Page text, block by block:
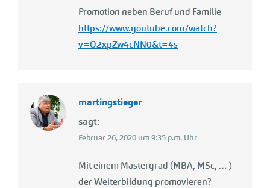
Promotion neben Beruf und Familie
https://www.youtube.com/watch?
v=O2xpZw4cNN0&t=4s
martingstieger
sagt:
Februar 26, 2020 um 9:35 p.m. Uhr
Mit einem Mastergrad (MBA, MSc, … )
der Weiterbildung promovieren?